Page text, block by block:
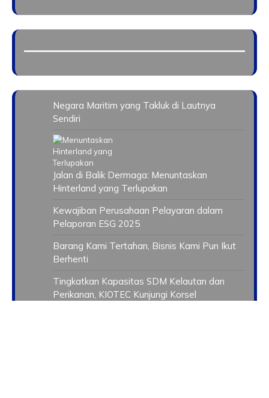
Negara Maritim yang Takluk di Lautnya
Sendiri
Jalan di Balik Dermaga: Menuntaskan
Hinterland yang Terlupakan
Kewajiban Perusahaan Pelayaran dalam
Pelaporan ESG 2025
Barang Kami Tertahan, Bisnis Kami Pun Ikut
Berhenti
Tingkatkan Kapasitas SDM Kelautan dan
Perikanan, KIOTEC Kunjungi Korsel